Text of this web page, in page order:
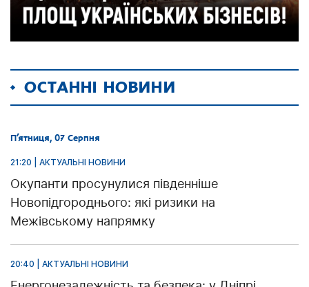
ОСТАННІ НОВИНИ
П’ятниця, 07 Серпня
21:20 | АКТУАЛЬНІ НОВИНИ
Окупанти просунулися південніше
Новопідгороднього: які ризики на
Межівському напрямку
20:40 | АКТУАЛЬНІ НОВИНИ